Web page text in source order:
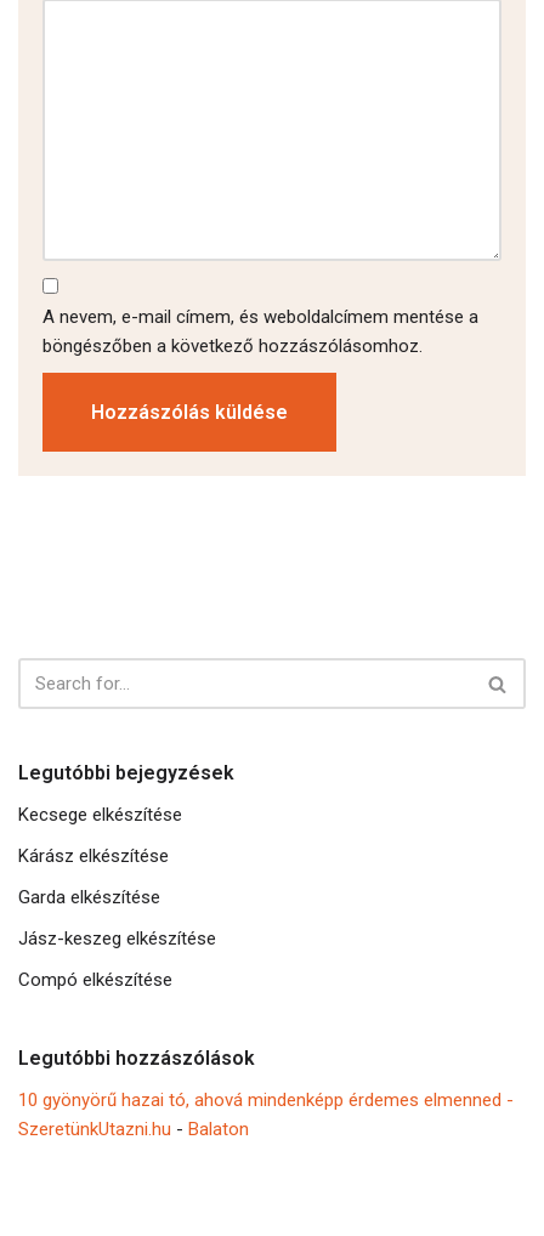
A nevem, e-mail címem, és weboldalcímem mentése a
böngészőben a következő hozzászólásomhoz.
Legutóbbi bejegyzések
Kecsege elkészítése
Kárász elkészítése
Garda elkészítése
Jász-keszeg elkészítése
Compó elkészítése
Legutóbbi hozzászólások
10 gyönyörű hazai tó, ahová mindenképp érdemes elmenned -
SzeretünkUtazni.hu - Balaton